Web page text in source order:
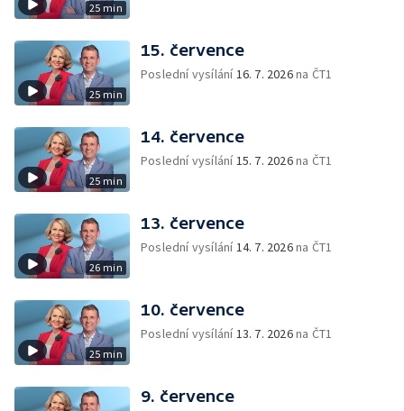
25 min
25 min
15. července
Poslední vysílání16. 7. 2026na ČT1
25 min
14. července
Poslední vysílání15. 7. 2026na ČT1
26 min
13. července
Poslední vysílání14. 7. 2026na ČT1
25 min
10. července
Poslední vysílání13. 7. 2026na ČT1
9. července